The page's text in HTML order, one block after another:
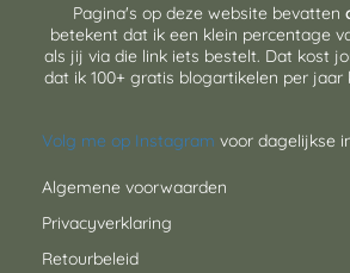
Pagina's op deze website bevatten
betekent dat ik een klein percentage
als jij via die link iets bestelt. Dat kost
dat ik 100+ gratis blogartikelen per jaar
Volg me op Instagram voor dagelijkse
Algemene voorwaarden
Privacyverklaring
Retourbeleid